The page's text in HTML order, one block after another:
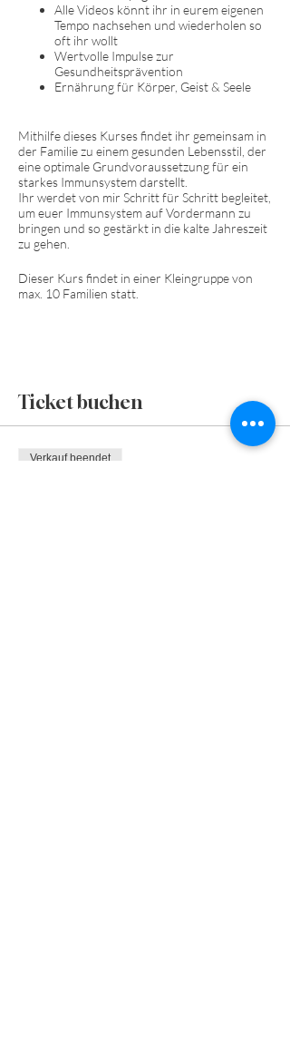
Alle Videos könnt ihr in eurem eigenen
Tempo nachsehen und wiederholen so
oft ihr wollt
Wertvolle Impulse zur
Gesundheitsprävention
Ernährung für Körper, Geist & Seele
Mithilfe dieses Kurses findet ihr gemeinsam in
der Familie zu einem gesunden Lebensstil, der
eine optimale Grundvoraussetzung für ein
starkes Immunsystem darstellt.
Ihr werdet von mir Schritt für Schritt begleitet,
um euer Immunsystem auf Vordermann zu
bringen und so gestärkt in die kalte Jahreszeit
zu gehen.
Dieser Kurs findet in einer Kleingruppe von
max. 10 Familien statt.
Ticket buchen
Verkauf beendet